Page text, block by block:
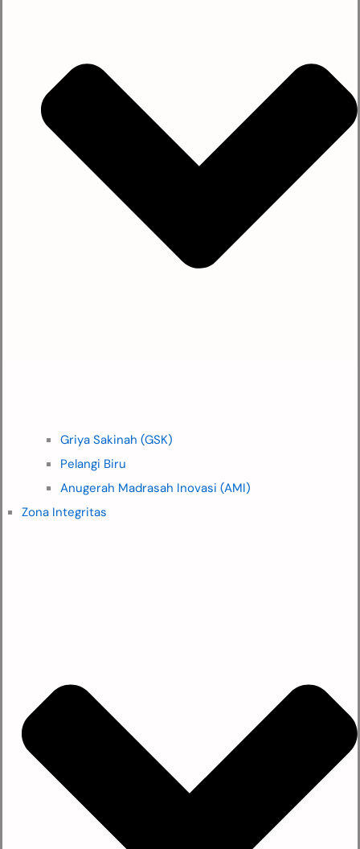
Griya Sakinah (GSK)
Pelangi Biru
Anugerah Madrasah Inovasi (AMI)
Zona Integritas